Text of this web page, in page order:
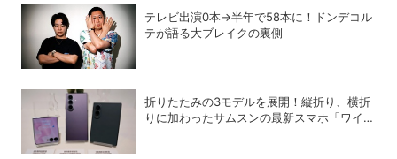
テレビ出演0本→半年で58本に！ドンデコル
テが語る大ブレイクの裏側
折りたたみの3モデルを展開！縦折り、横折
りに加わったサムスンの最新スマホ「ワイド